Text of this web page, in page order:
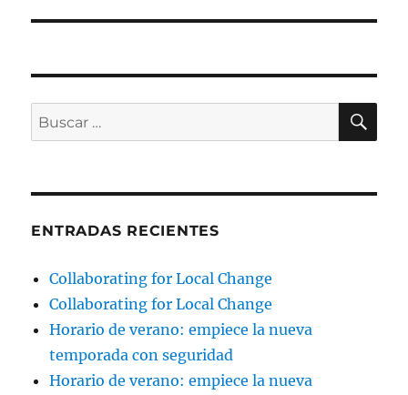
Buscar
por:
ENTRADAS RECIENTES
Collaborating for Local Change
Collaborating for Local Change
Horario de verano: empiece la nueva
temporada con seguridad
Horario de verano: empiece la nueva